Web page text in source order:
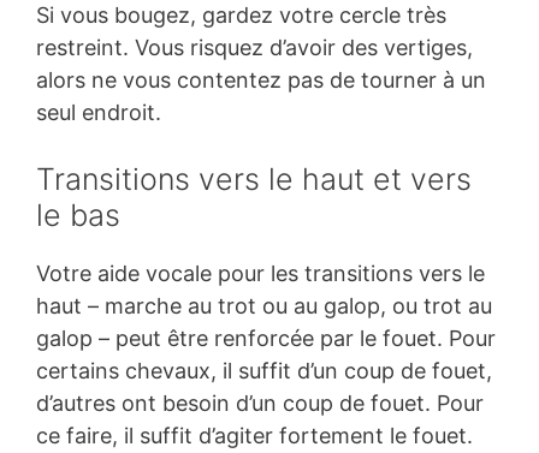
Si vous bougez, gardez votre cercle très
restreint. Vous risquez d’avoir des vertiges,
alors ne vous contentez pas de tourner à un
seul endroit.
Transitions vers le haut et vers
le bas
Votre aide vocale pour les transitions vers le
haut – marche au trot ou au galop, ou trot au
galop – peut être renforcée par le fouet. Pour
certains chevaux, il suffit d’un coup de fouet,
d’autres ont besoin d’un coup de fouet. Pour
ce faire, il suffit d’agiter fortement le fouet.